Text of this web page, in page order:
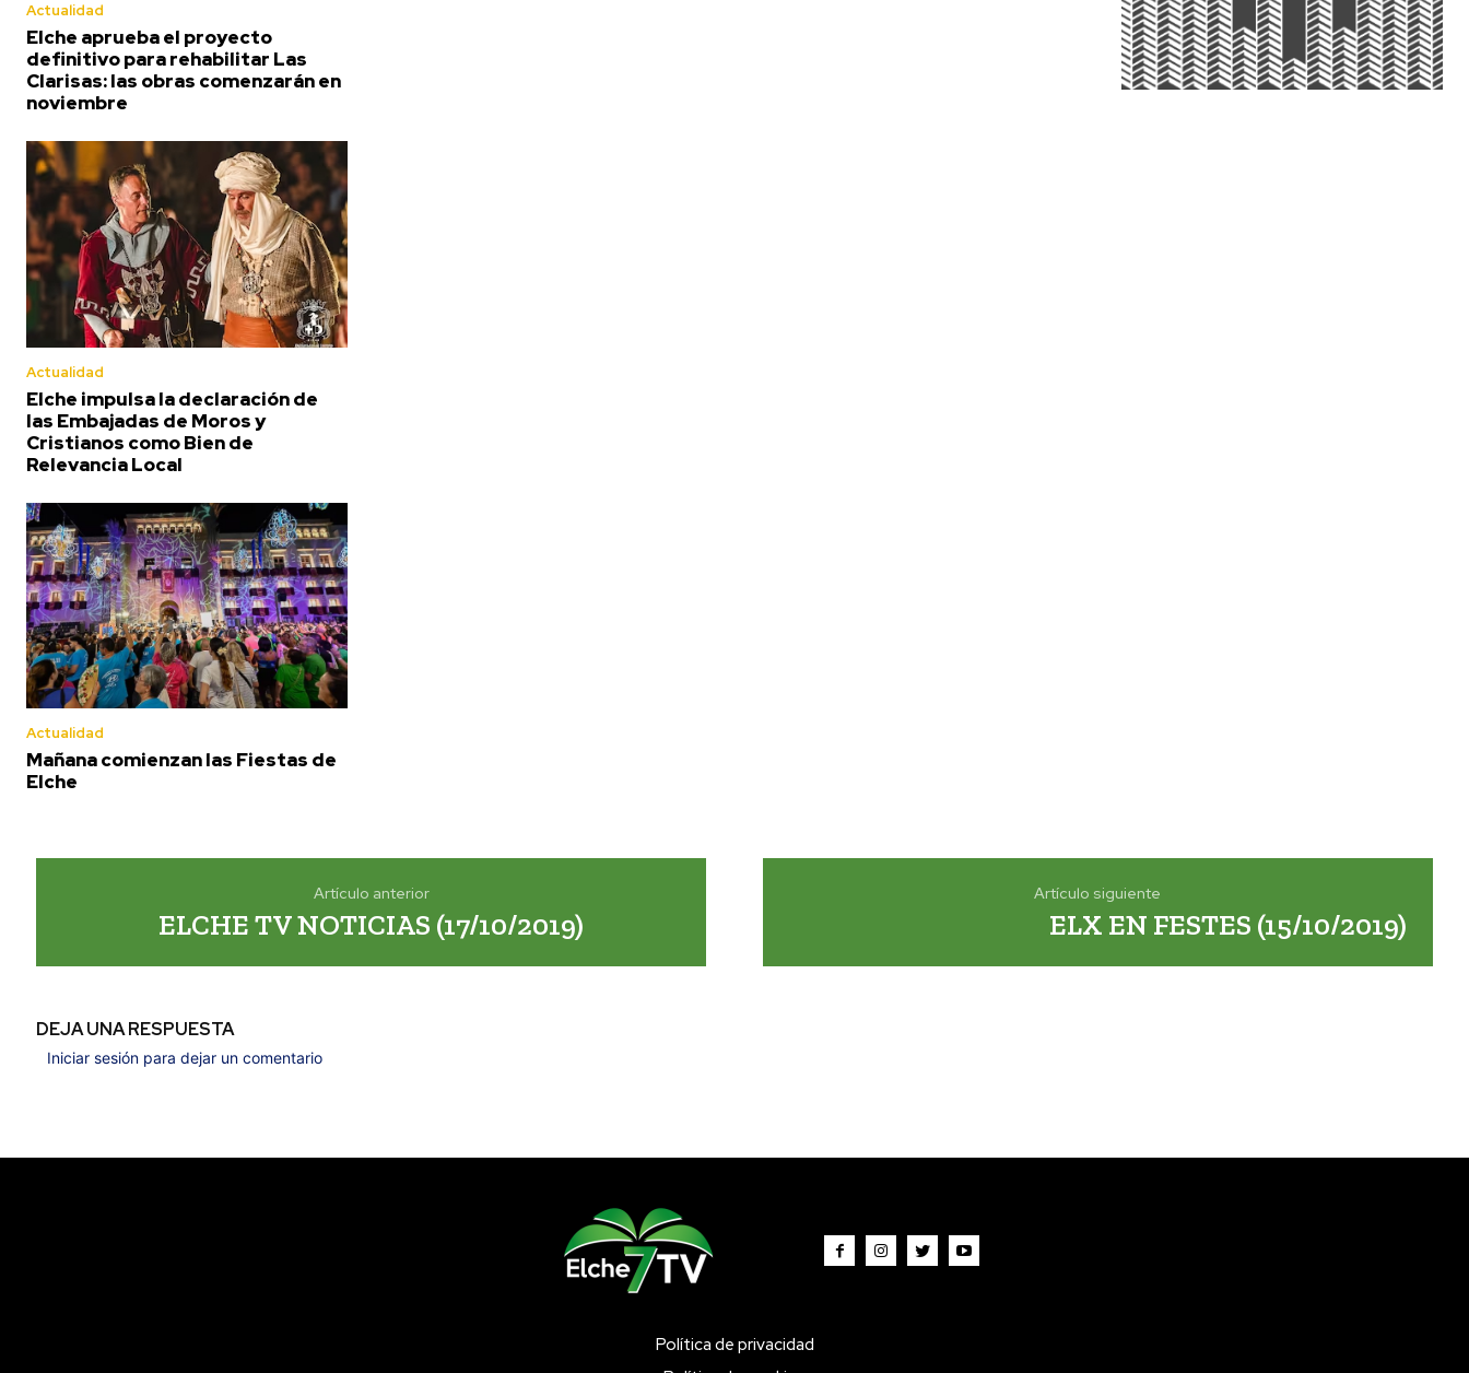
Actualidad
Elche aprueba el proyecto
definitivo para rehabilitar Las
Clarisas: las obras comenzarán en
noviembre
Actualidad
Elche impulsa la declaración de
las Embajadas de Moros y
Cristianos como Bien de
Relevancia Local
Actualidad
Mañana comienzan las Fiestas de
Elche
Artículo anterior
ELCHE TV NOTICIAS (17/10/2019)
Artículo siguiente
ELX EN FESTES (15/10/2019)
DEJA UNA RESPUESTA
Iniciar sesión para dejar un comentario
Política de privacidad